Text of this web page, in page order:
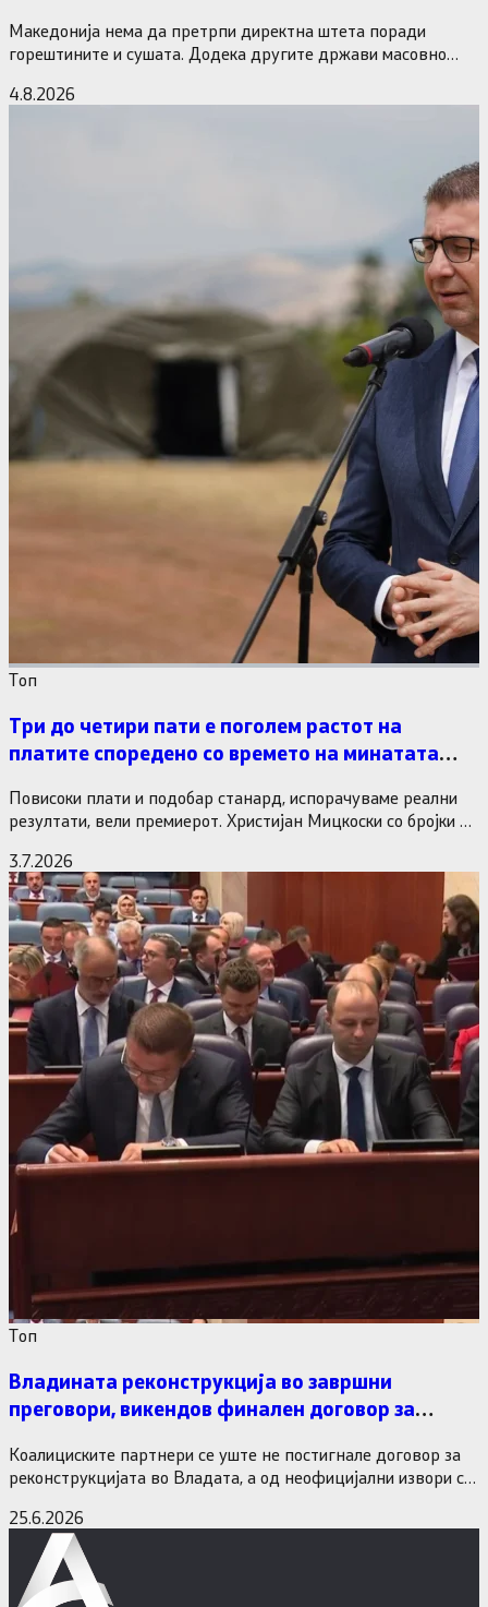
Македонија нема да претрпи директна штета поради
горештините и сушата. Додека другите држави масовно
4.8.2026
Tоп
Три до четири пати е поголем растот на
платите споредено со времето на минатата
Повисоки плати и подобар станард, испорачуваме реални
резултати, вели премиерот. Христијан Мицкоски со бројки и
3.7.2026
Tоп
Владината реконструкција во завршни
преговори, викендов финален договор за
Коалициските партнери се уште не постигнале договор за
реконструкцијата во Владата, а од неофицијални извори се
25.6.2026